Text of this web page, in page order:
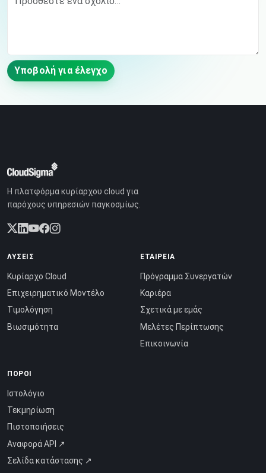
Υποβολή για έλεγχο
Η πλατφόρμα κυρίαρχου cloud για
παρόχους υπηρεσιών παγκοσμίως.
ΛΎΣΕΙΣ
Κυρίαρχο Cloud
Επιχειρηματικό Μοντέλο
Τιμολόγηση
Βιωσιμότητα
ΕΤΑΙΡΕΊΑ
Πρόγραμμα Συνεργατών
Καριέρα
Σχετικά με εμάς
Μελέτες Περίπτωσης
Επικοινωνία
ΠΌΡΟΙ
Ιστολόγιο
Τεκμηρίωση
Πιστοποιήσεις
Αναφορά API ↗
Σελίδα κατάστασης ↗